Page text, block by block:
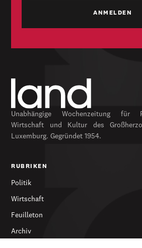
Unabhängige Wochenzeitung für
Wirtschaft und Kultur des
Luxemburg. Gegründet 1954.
RUBRIKEN
Politik
Wirtschaft
Feuilleton
Archiv